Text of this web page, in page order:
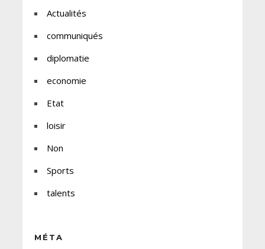
Actualités
communiqués
diplomatie
economie
Etat
loisir
Non
Sports
talents
MÉTA